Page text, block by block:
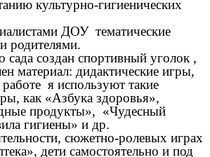
культурно-гигиенических
ДОУ тематические
родителями.
сада создан спортивный уголок ,
материал: дидактические игры,
я используют такие
как «Азбука здоровья»,
продукты», «Чудесный
гигиены» и др.
сюжетно-ролевых играх
дети самостоятельно и под